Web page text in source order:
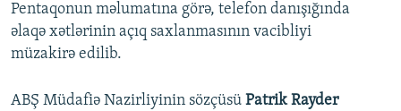
Pentaqonun məlumatına görə, telefon danışığında
əlaqə xətlərinin açıq saxlanmasının vacibliyi
müzakirə edilib.
ABŞ Müdafiə Nazirliyinin sözçüsü Patrik Rayder